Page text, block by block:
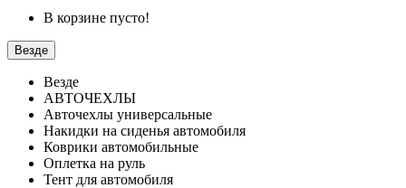
В корзине пусто!
Везде
Везде
АВТОЧЕХЛЫ
Авточехлы универсальные
Накидки на сиденья автомобиля
Коврики автомобильные
Оплетка на руль
Тент для автомобиля